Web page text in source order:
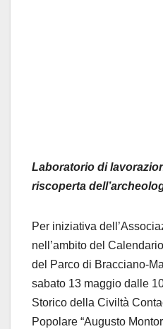
Laboratorio di
riscoperta
Per iniziativa
nell’ambito del
del Parco di Bracciano-
sabato 13 maggio dalle
Storico della Civiltà
Popolare “Augusto